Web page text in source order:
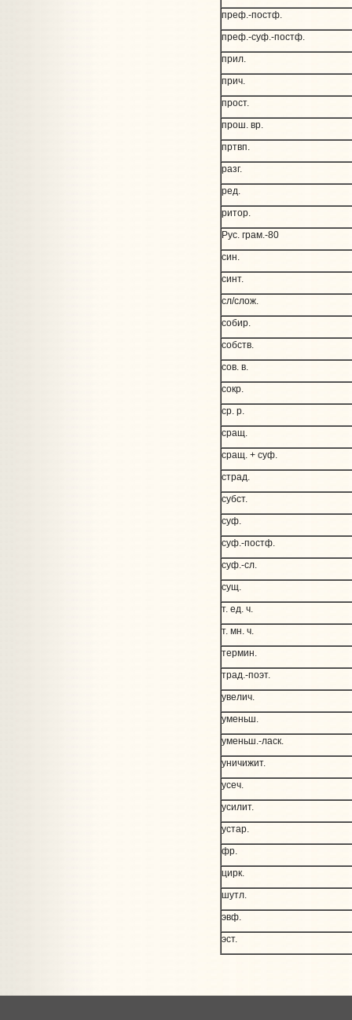
преф.-постф.
преф.-суф.-постф.
прил.
прич.
прост.
прош. вр.
пртвп.
разг.
ред.
ритор.
Рус. грам.-80
син.
синт.
сл/слож.
собир.
собств.
сов. в.
сокр.
ср. р.
сращ.
сращ. + суф.
страд.
субст.
суф.
суф.-постф.
суф.-сл.
сущ.
т. ед. ч.
т. мн. ч.
термин.
трад.-поэт.
увелич.
уменьш.
уменьш.-ласк.
уничижит.
усеч.
усилит.
устар.
фр.
цирк.
шутл.
эвф.
эст.